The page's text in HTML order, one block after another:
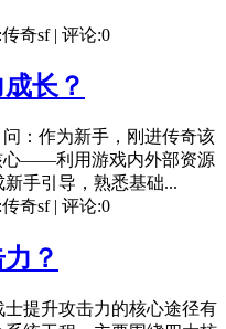
奇sf | 评论:0
长？
：作为新手，刚进传奇该
心——利用游戏内外部资源
手引导，熟悉基础...
奇sf | 评论:0
？
提升攻击力的核心途径有